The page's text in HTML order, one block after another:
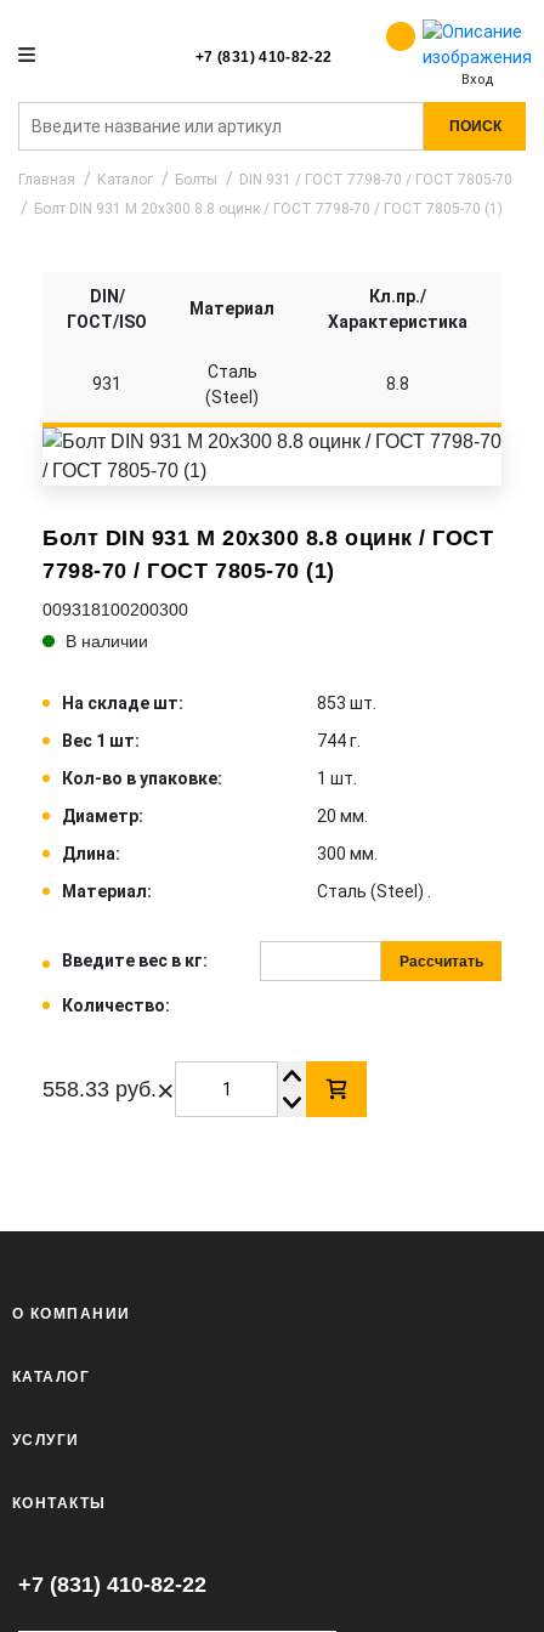
+7 (831) 410-82-22
Вход
ПОИСК
Главная Каталог Болты
DIN 931 / ГОСТ 7798-70 / ГОСТ 7805-70
Болт DIN 931 M 20x300 8.8 оцинк / ГОСТ 7798-70 / ГОСТ 7805-70 (1)
Болт DIN 931 M 20x300 8.8 оцинк / ГОСТ
7798-70 / ГОСТ 7805-70 (1)
009318100200300
В наличии
На складе шт:
853 шт.
Вес 1 шт:
744 г.
Кол-во в упаковке:
1 шт.
Диаметр:
20 мм.
Длина:
300 мм.
Материал:
Сталь (Steel) .
Введите вес в кг: Рассчитать
Количество:
558.33 руб.×
DIN/
ГОСТ/ISO
Материал
Кл.пр./
Характеристика
931
Сталь
(Steel)
8.8
О КОМПАНИИ
КАТАЛОГ
УСЛУГИ
КОНТАКТЫ
+7 (831) 410-82-22